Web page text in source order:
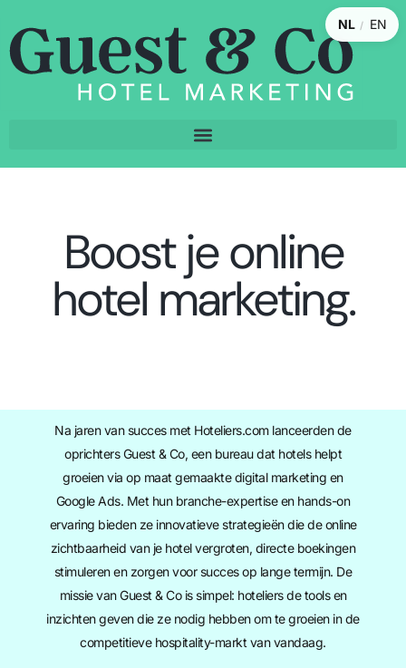
NL / EN
Boost je online
hotel marketing.
Na jaren van succes met Hoteliers.com lanceerden de
oprichters Guest & Co, een bureau dat hotels helpt
groeien via op maat gemaakte digital marketing en
Google Ads. Met hun branche-expertise en hands-on
ervaring bieden ze innovatieve strategieën die de online
zichtbaarheid van je hotel vergroten, directe boekingen
stimuleren en zorgen voor succes op lange termijn. De
missie van Guest & Co is simpel: hoteliers de tools en
inzichten geven die ze nodig hebben om te groeien in de
competitieve hospitality-markt van vandaag.